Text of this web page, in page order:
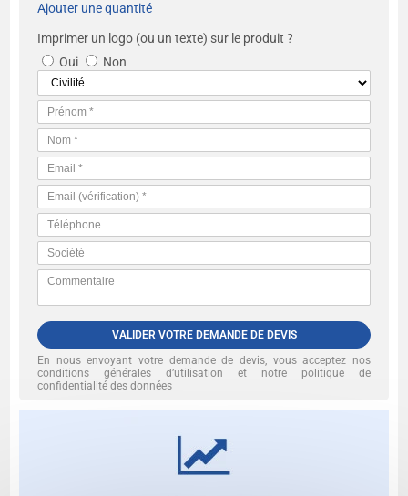
Ajouter une quantité
Imprimer un logo (ou un texte) sur le produit ?
Oui
Non
VALIDER VOTRE DEMANDE DE DEVIS
En nous envoyant votre demande de devis, vous acceptez nos
conditions générales d’utilisation et notre politique de
confidentialité des données